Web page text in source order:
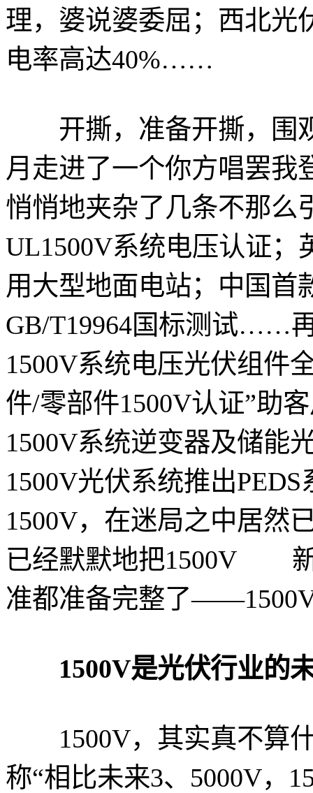
理，婆说婆委屈；西北光
电率高达40%……
开撕，准备开撕，围
月走进了一个你方唱罢我
悄悄地夹杂了几条不那么
UL1500V系统电压认证；
用大型地面电站；中国首
GB/T19964国标测试……
1500V系统电压光伏组件
件/零部件1500V认证”助
1500V系统逆变器及储能
1500V光伏系统推出
1500V，在迷局之中居然
已经默默地把1500V 新
准都准备完整了
1500V是光伏行业的
1500V，其实真不算什
称“相比未来3、5000V，